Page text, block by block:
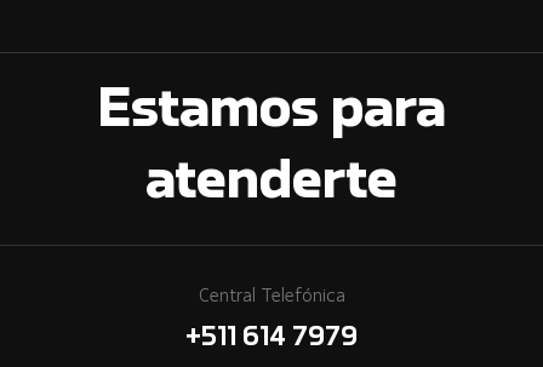
Estamos para
atenderte
Central Telefónica
+511 614 7979